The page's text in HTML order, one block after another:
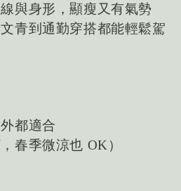
線與身形，顯瘦又有氣勢
青到通勤穿搭都能輕鬆駕
都適合
春季微涼也 OK）